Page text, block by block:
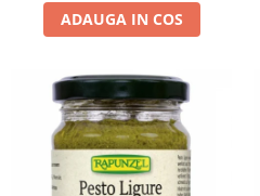
ADAUGA IN COS